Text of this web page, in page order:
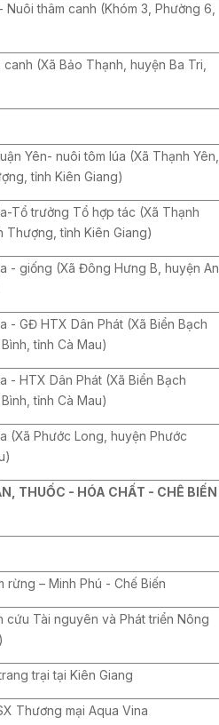
thâm canh (Khóm 3, Phường 6,
(Xã Bảo Thạnh, huyện Ba Tri,
Yên- nuôi tôm lúa (Xã Thạnh Yên,
tỉnh Kiên Giang)
Tổ trưởng Tổ hợp tác (Xã Thạnh
Thượng, tỉnh Kiên Giang)
- giống (Xã Đông Hưng B, huyện An
- GĐ HTX Dân Phát (Xã Biển Bạch
tỉnh Cà Mau)
- HTX Dân Phát (Xã Biển Bạch
tỉnh Cà Mau)
(Xã Phước Long, huyện Phước
THUỐC - HÓA CHẤT - CHÊ BIẾN
rừng – Minh Phú - Chế Biến
cứu Tài nguyên và Phát triển Nông
trại tại Kiên Giang
Thương mại Aqua Vina